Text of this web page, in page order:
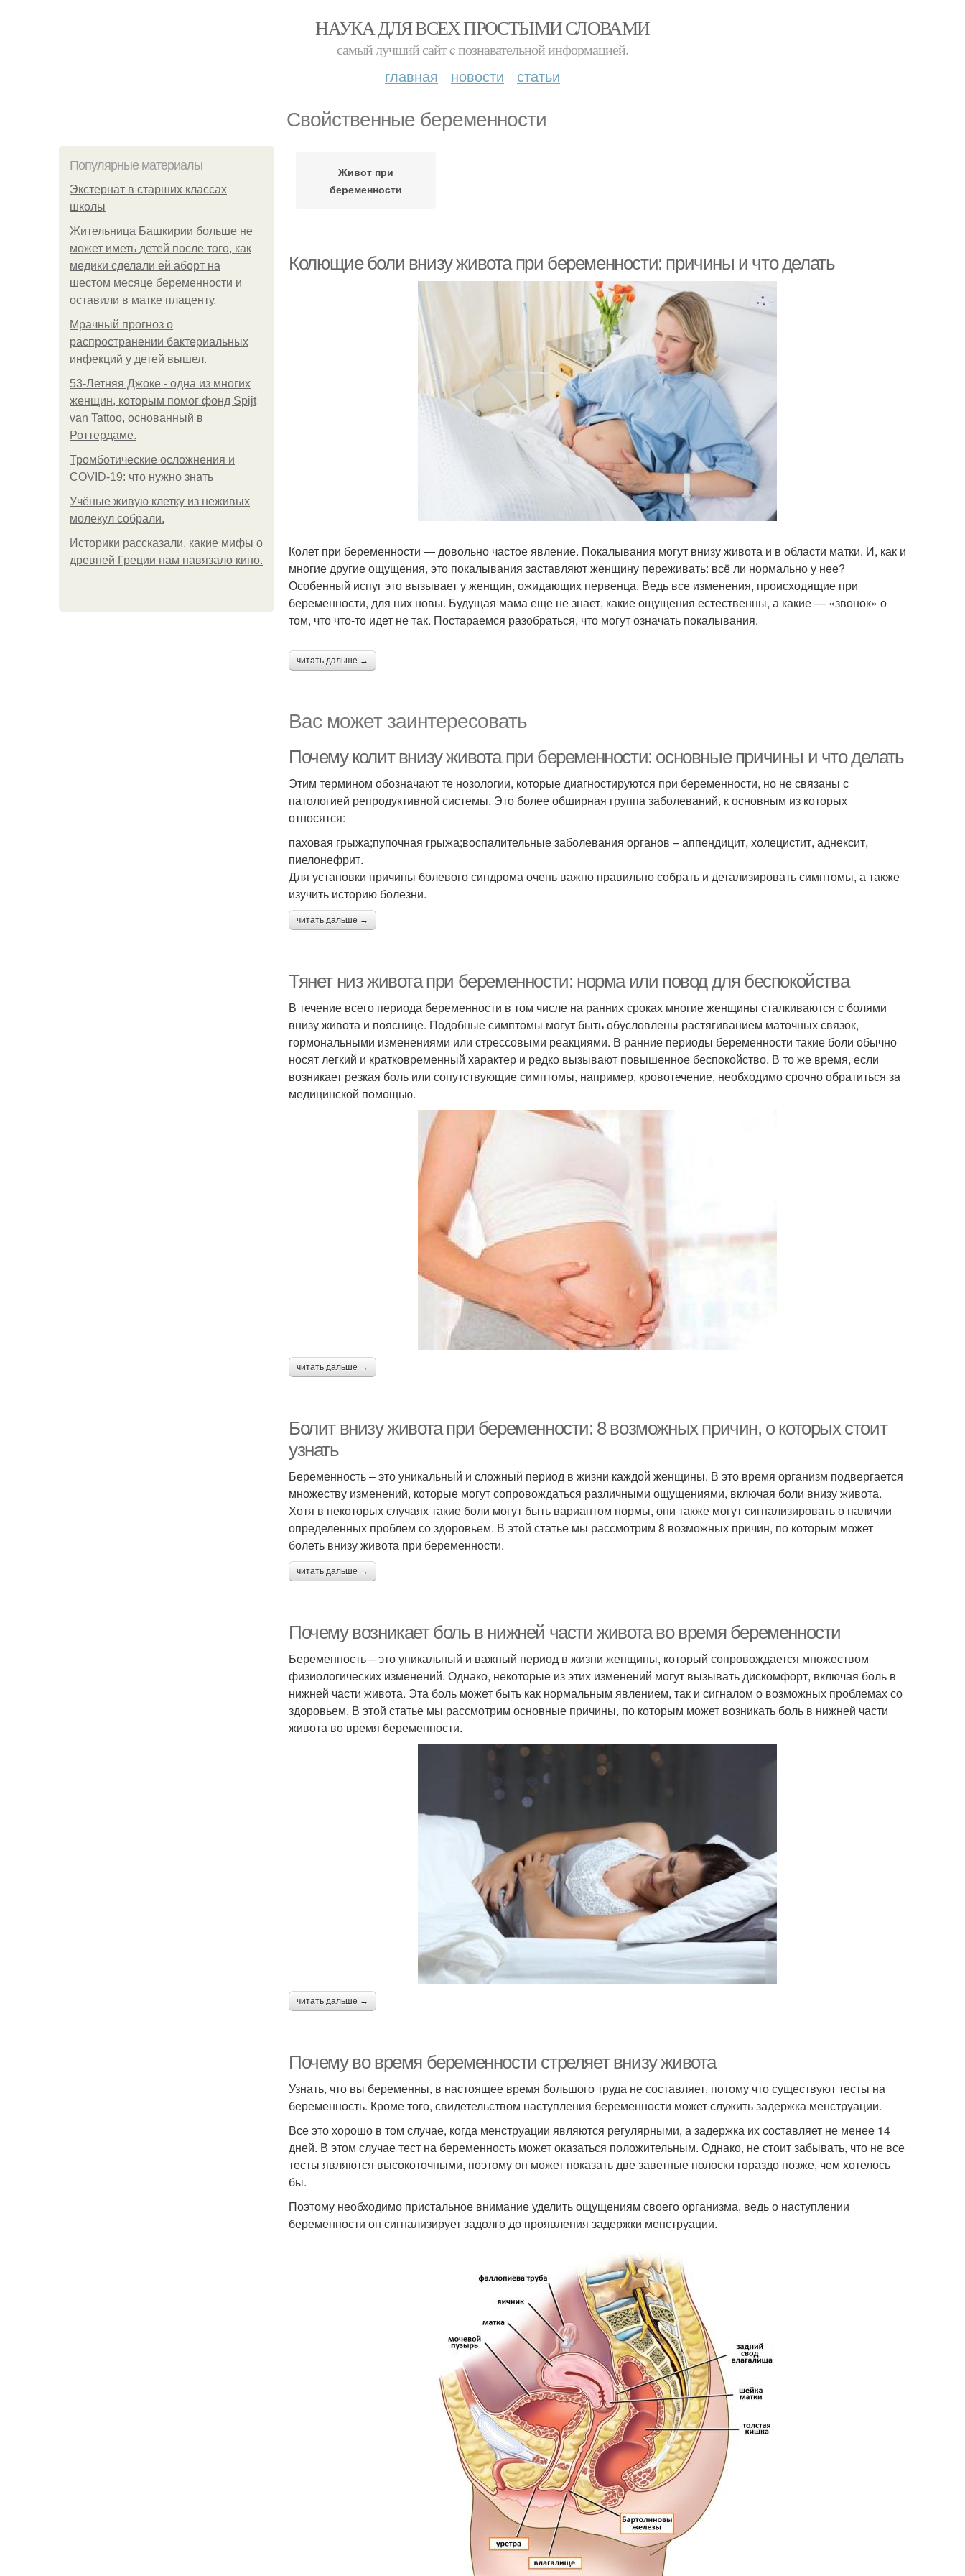
НАУКА ДЛЯ ВСЕХ ПРОСТЫМИ СЛОВАМИ
самый лучший сайт c познавательной информацией.
главная новости статьи
Свойственные беременности
Популярные материалы
Экстернат в старших классах
школы
Жительница Башкирии больше не
может иметь детей после того, как
медики сделали ей аборт на
шестом месяце беременности и
оставили в матке плаценту.
Мрачный прогноз о
распространении бактериальных
инфекций у детей вышел.
53-Летняя Джоке - одна из многих
женщин, которым помог фонд Spijt
van Tattoo, основанный в
Роттердаме.
Тромботические осложнения и
COVID-19: что нужно знать
Учёные живую клетку из неживых
молекул собрали.
Историки рассказали, какие мифы о
древней Греции нам навязало кино.
Живот при
беременности
Колющие боли внизу живота при беременности: причины и что делать
Колет при беременности — довольно частое явление. Покалывания могут внизу живота и в области матки. И, как и
многие другие ощущения, это покалывания заставляют женщину переживать: всё ли нормально у нее?
Особенный испуг это вызывает у женщин, ожидающих первенца. Ведь все изменения, происходящие при
беременности, для них новы. Будущая мама еще не знает, какие ощущения естественны, а какие — «звонок» о
том, что что-то идет не так. Постараемся разобраться, что могут означать покалывания.
читать дальше →
Вас может заинтересовать
Почему колит внизу живота при беременности: основные причины и что делать
Этим термином обозначают те нозологии, которые диагностируются при беременности, но не связаны с
патологией репродуктивной системы. Это более обширная группа заболеваний, к основным из которых
относятся:
паховая грыжа;пупочная грыжа;воспалительные заболевания органов – аппендицит, холецистит, аднексит,
пиелонефрит.
Для установки причины болевого синдрома очень важно правильно собрать и детализировать симптомы, а также
изучить историю болезни.
читать дальше →
Тянет низ живота при беременности: норма или повод для беспокойства
В течение всего периода беременности в том числе на ранних сроках многие женщины сталкиваются с болями
внизу живота и пояснице. Подобные симптомы могут быть обусловлены растягиванием маточных связок,
гормональными изменениями или стрессовыми реакциями. В ранние периоды беременности такие боли обычно
носят легкий и кратковременный характер и редко вызывают повышенное беспокойство. В то же время, если
возникает резкая боль или сопутствующие симптомы, например, кровотечение, необходимо срочно обратиться за
медицинской помощью.
читать дальше →
Болит внизу живота при беременности: 8 возможных причин, о которых стоит
узнать
Беременность – это уникальный и сложный период в жизни каждой женщины. В это время организм подвергается
множеству изменений, которые могут сопровождаться различными ощущениями, включая боли внизу живота.
Хотя в некоторых случаях такие боли могут быть вариантом нормы, они также могут сигнализировать о наличии
определенных проблем со здоровьем. В этой статье мы рассмотрим 8 возможных причин, по которым может
болеть внизу живота при беременности.
читать дальше →
Почему возникает боль в нижней части живота во время беременности
Беременность – это уникальный и важный период в жизни женщины, который сопровождается множеством
физиологических изменений. Однако, некоторые из этих изменений могут вызывать дискомфорт, включая боль в
нижней части живота. Эта боль может быть как нормальным явлением, так и сигналом о возможных проблемах со
здоровьем. В этой статье мы рассмотрим основные причины, по которым может возникать боль в нижней части
живота во время беременности.
читать дальше →
Почему во время беременности стреляет внизу живота
Узнать, что вы беременны, в настоящее время большого труда не составляет, потому что существуют тесты на
беременность. Кроме того, свидетельством наступления беременности может служить задержка менструации.
Все это хорошо в том случае, когда менструации являются регулярными, а задержка их составляет не менее 14
дней. В этом случае тест на беременность может оказаться положительным. Однако, не стоит забывать, что не все
тесты являются высокоточными, поэтому он может показать две заветные полоски гораздо позже, чем хотелось
бы.
Поэтому необходимо пристальное внимание уделить ощущениям своего организма, ведь о наступлении
беременности он сигнализирует задолго до проявления задержки менструации.